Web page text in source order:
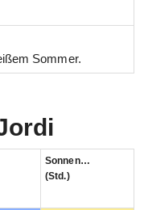
Sommer.
Sonnenstunden
(Std.)